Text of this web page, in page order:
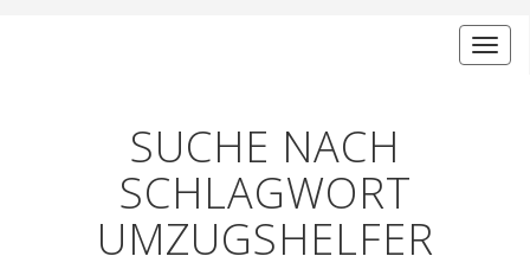
SUCHE NACH
SCHLAGWORT
UMZUGSHELFER